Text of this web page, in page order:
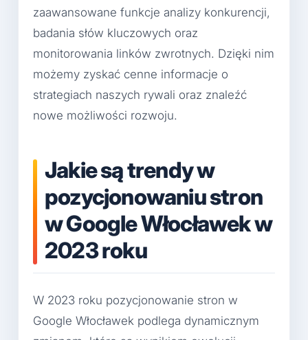
zaawansowane funkcje analizy konkurencji,
badania słów kluczowych oraz
monitorowania linków zwrotnych. Dzięki nim
możemy zyskać cenne informacje o
strategiach naszych rywali oraz znaleźć
nowe możliwości rozwoju.
Jakie są trendy w
pozycjonowaniu stron
w Google Włocławek w
2023 roku
W 2023 roku pozycjonowanie stron w
Google Włocławek podlega dynamicznym